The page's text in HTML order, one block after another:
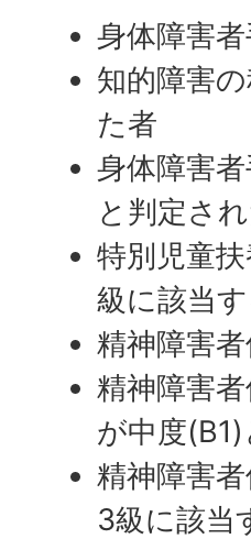
身体障害
知的障害
た者
身体障害
と判定さ
特別児童
級に該当
精神障害
精神障害
が中度
精神障害
3級に該当